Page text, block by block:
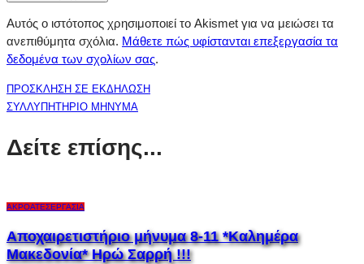
Αυτός ο ιστότοπος χρησιμοποιεί το Akismet για να μειώσει τα
ανεπιθύμητα σχόλια. Μάθετε πώς υφίστανται επεξεργασία τα
δεδομένα των σχολίων σας.
ΠΡΟΣΚΛΗΣΗ ΣΕ ΕΚΔΗΛΩΣΗ
ΣΥΛΛΥΠΗΤΗΡΙΟ ΜΗΝΥΜΑ
Δείτε επίσης...
ΑΚΡΟΑΤΈΣΕΡΓΑΣΊΑ
Αποχαιρετιστήριο μήνυμα 8-11 *Καλημέρα
Μακεδονία* Ηρώ Σαρρή !!!